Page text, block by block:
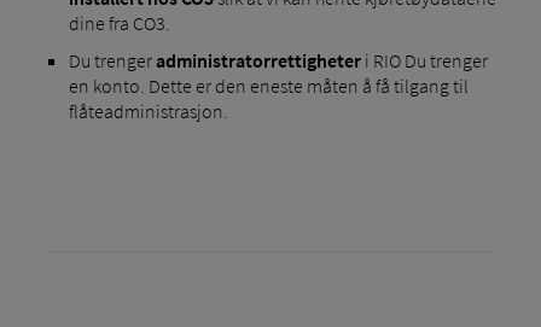
dine fra CO3.
Du trengeradministratorrettigheteri RIO Du trenger
en konto. Dette er den eneste måten å få tilgang til
flåteadministrasjon.